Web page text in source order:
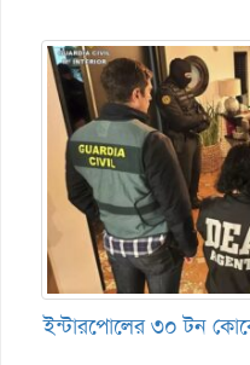
ইন্টারপোলের ৩০ টন